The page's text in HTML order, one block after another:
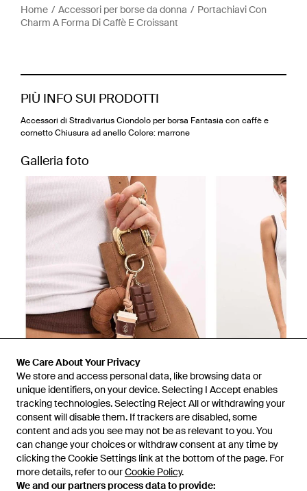
We Care About Your Privacy
We store and access personal data, like browsing data or
unique identifiers, on your device. Selecting I Accept enables
tracking technologies. Selecting Reject All or withdrawing your
consent will disable them. If trackers are disabled, some
content and ads you see may not be as relevant to you. You
can change your choices or withdraw consent at any time by
clicking the Cookie Settings link at the bottom of the page. For
more details, refer to ourCookie Policy.
We and our partners process data to provide:
Home Accessori per borse da donna
Portachiavi Con
Charm A Forma Di Caffè E Croissant
PIÙ INFO SUI PRODOTTI
Accessori di Stradivarius Ciondolo per borsa Fantasia con caffè e
cornetto Chiusura ad anello Colore: marrone
Galleria foto
Prima disponibile presso:ASOS